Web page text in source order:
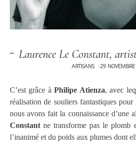
Laurence Le Constant,
ARTISANS •29
C’est grâce àPhilipe Atienza, avec
réalisation de souliers fantastiques
nous avons fait la connaissance d’une
Constant ne transforme pas le plomb
l’inanimé et du poids aux plumes dont